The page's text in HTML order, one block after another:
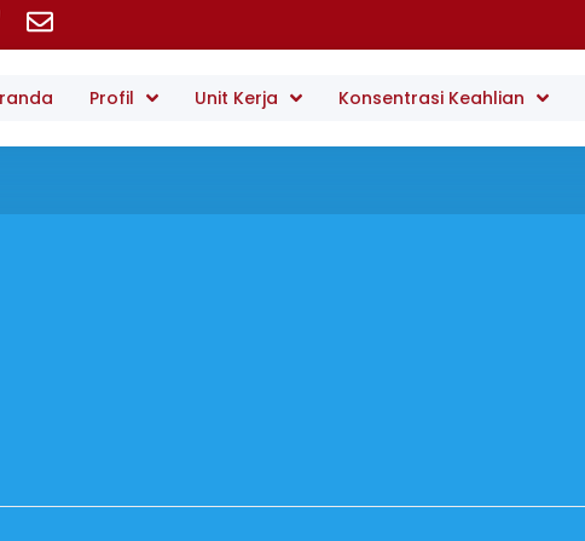
Profil Unit Kerja Konsentrasi Keahlian